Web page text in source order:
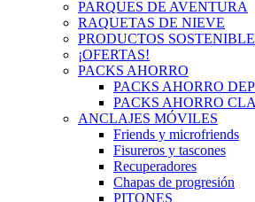
PARQUES DE AVENTURA
RAQUETAS DE NIEVE
PRODUCTOS
¡OFERTAS!
PACKS AHORRO
PACKS AHORRO
PACKS AHORRO
ANCLAJES MÓVILES
Friends y microfriends
Fisureros y tascones
Recuperadores
Chapas de progresión
PITONES